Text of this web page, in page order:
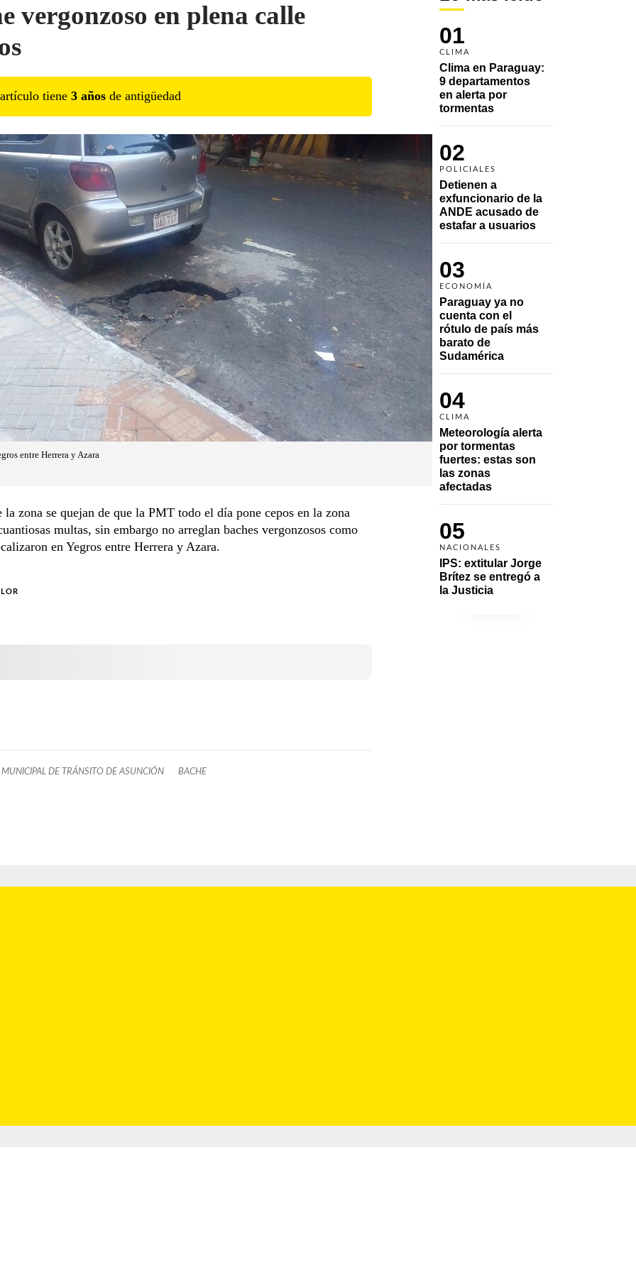
01
CLIMA
Clima en Paraguay:
9 departamentos
en alerta por
tormentas
02
POLICIALES
Detienen a
exfuncionario de la
ANDE acusado de
estafar a usuarios
03
ECONOMÍA
Paraguay ya no
cuenta con el
rótulo de país más
barato de
Sudamérica
04
CLIMA
Meteorología alerta
por tormentas
fuertes: estas son
las zonas
afectadas
05
NACIONALES
IPS: extitular Jorge
Brítez se entregó a
la Justicia
vergonzoso en plena calle
tiene 3 años de antigüedad
entre Herrera y Azara
la zona se quejan de que la PMT todo el día pone cepos en la zona
multas, sin embargo no arreglan baches vergonzosos como
en Yegros entre Herrera y Azara.
MUNICIPAL DE TRÁNSITO DE ASUNCIÓN BACHE